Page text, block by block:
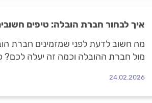
איך לבחור חברת הובלה: טיפים
מה חשוב לדעת לפני שמזמינים חברת
מול חברת ההובלה וכמה זה יעלה
24.02.2026